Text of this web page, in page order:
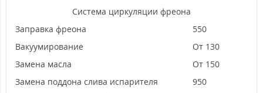
Система циркуляции фреона
Заправка фреона
550
Вакуумирование
От 130
Замена масла
От 150
Замена поддона слива испарителя
950